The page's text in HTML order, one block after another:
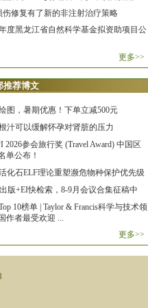
伤修复有了新的非注射治疗策略
度黑龙江省自然科学基金拟资助项目公
更多>>
推荐博文
图，暑期优惠！下单立减500元
汁可以缓解怀孕对肾脏的压力
2026参会旅行奖 (Travel Award) 中国区
单公布！
化石ELF理论重塑濒危物种保护优先级
版+EI快检索，8-9月会议合集征稿中
10榜单 | Taylor & Francis科学与技术领
作者最受欢迎 ...
更多>>